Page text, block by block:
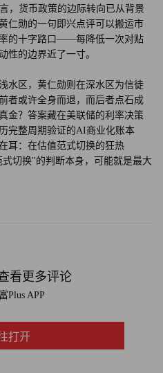
，货币政策的边际转向已从背景
仁勋的一句即兴点评可以搬运市
的十字路口——每降低一次对贴
性的边界近了一寸。
水区，黄仁勋则在深水区为信徒
者或许全身而退，而后者点石成
金？答案藏在美联储的利率决策
完整周期验证的AI商业化账本
耳：在估值范式切换的狂热
切换"的判断本身，可能就是最大
看更多评论
Plus APP
打开